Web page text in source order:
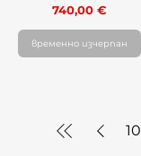
Цена
740,00 €
временно изчерпан
10